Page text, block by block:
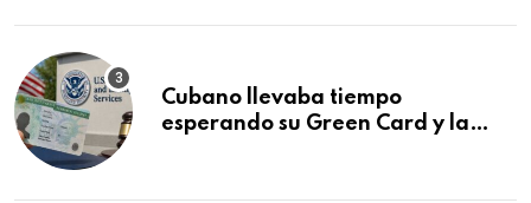
Cubano llevaba tiempo
esperando su Green Card y la